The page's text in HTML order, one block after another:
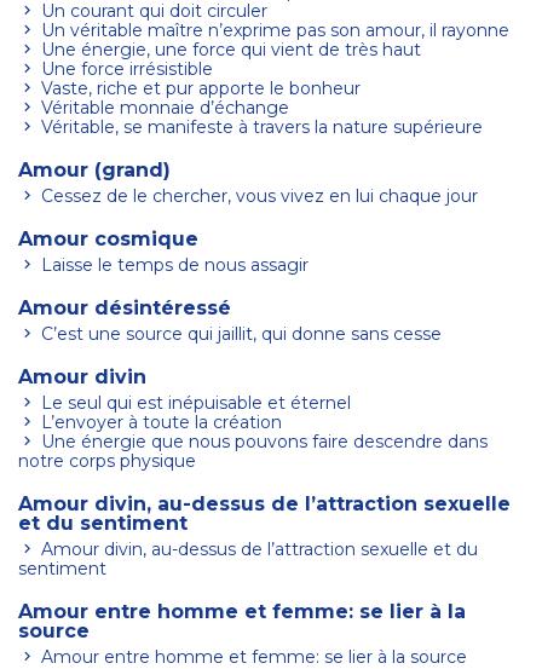
Un courant qui doit circuler
Un véritable maître n’exprime pas son amour, il rayonne
Une énergie, une force qui vient de très haut
Une force irrésistible
Vaste, riche et pur apporte le bonheur
Véritable monnaie d’échange
Véritable, se manifeste à travers la nature supérieure
Amour (grand)
Cessez de le chercher, vous vivez en lui chaque jour
Amour cosmique
Laisse le temps de nous assagir
Amour désintéressé
C’est une source qui jaillit, qui donne sans cesse
Amour divin
Le seul qui est inépuisable et éternel
L’envoyer à toute la création
notre corps physique
Amour divin, au-dessus de l’attraction sexuelle
et du sentiment
sentiment
Amour entre homme et femme: se lier à la
source
Amour entre homme et femme: se lier à la source